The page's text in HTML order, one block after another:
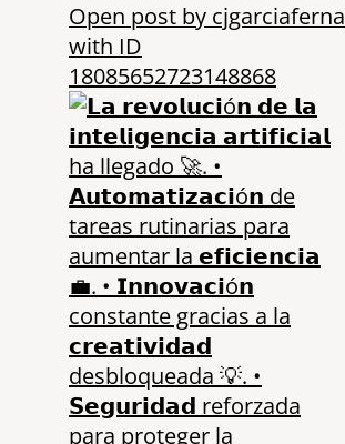
Open post by cjgarciaferna
with ID
18085652723148868